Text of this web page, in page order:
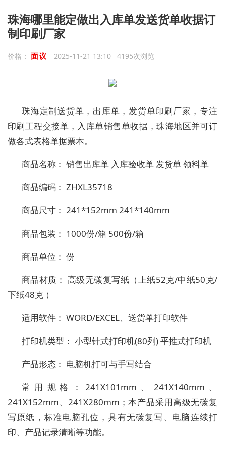
珠海哪里能定做出入库单发送货单收据订
制印刷厂家
价格： 面议 2025-11-21 13:10 4195次浏览
珠海定制送货单，出库单，发货单印刷厂家，专注
印刷工程交接单，入库单销售单收据，珠海地区并可订
做各式表格单据票本。
商品名称： 销售出库单 入库验收单 发货单 领料单
商品编码： ZHXL35718
商品尺寸： 241*152mm 241*140mm
商品包装： 1000份/箱 500份/箱
商品单位： 份
商品材质： 高级无碳复写纸（上纸52克/中纸50克/
下纸48克 ）
适用软件： WORD/EXCEL、送货单打印软件
打印机类型： 小型针式打印机(80列) 平推式打印机
产品形态： 电脑机打可与手写结合
常用规格：241X101mm、241X140mm、
241X152mm、241X280mm；本产品采用高级无碳复
写原纸，标准电脑孔位，具有无碳复写、电脑连续打
印、产品记录清晰等功能。